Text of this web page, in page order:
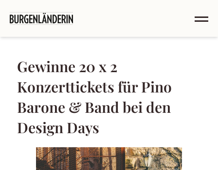
Gewinne 20 x 2
Konzerttickets für Pino
Barone & Band bei den
Design Days